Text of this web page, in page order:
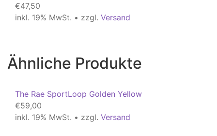
€47,50
inkl. 19% MwSt. • zzgl. Versand
Ähnliche Produkte
The Rae SportLoop Golden Yellow
€59,00
inkl. 19% MwSt. • zzgl. Versand